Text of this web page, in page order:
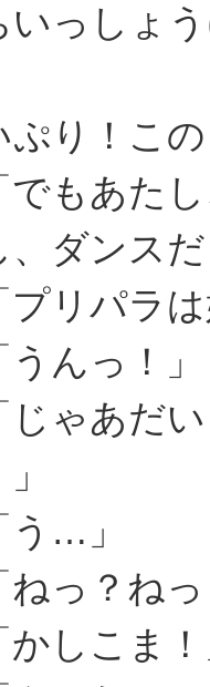
いっしょ
ぷり！こ
でもあた
、ダンス
プリパラ
んっ！」
じゃあだ
う…」
ねっ？ね
かしこま